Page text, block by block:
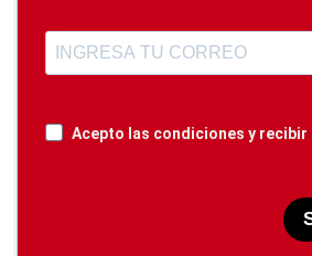
Acepto las condiciones y